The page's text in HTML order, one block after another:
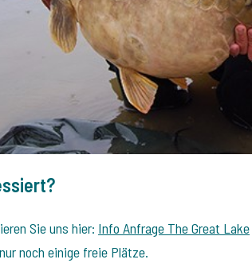
Sie uns hier: Info Anfrage The Great Lake
noch einige freie Plätze.